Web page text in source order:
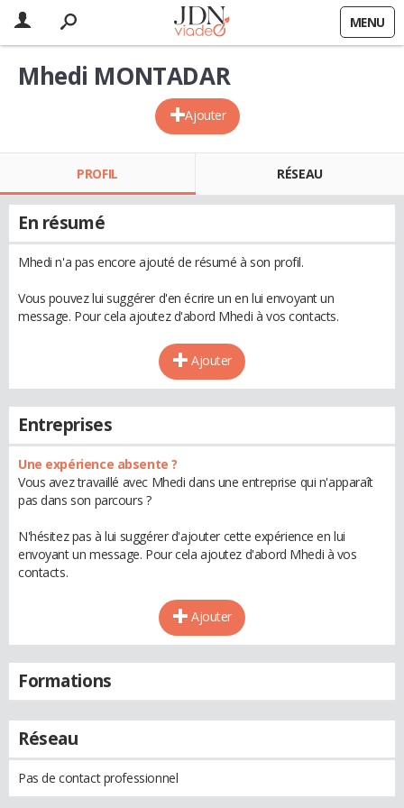
MENU
Ajouter
Mhedi MONTADAR
PROFIL RÉSEAU
En résumé
Mhedi n'a pas encore ajouté de résumé à son profil.
Vous pouvez lui suggérer d'en écrire un en lui envoyant un
message. Pour cela ajoutez d'abord Mhedi à vos contacts.
Ajouter
Entreprises
Une expérience absente ?
Vous avez travaillé avec Mhedi dans une entreprise qui n'apparaît
pas dans son parcours ?
N'hésitez pas à lui suggérer d'ajouter cette expérience en lui
envoyant un message. Pour cela ajoutez d'abord Mhedi à vos
contacts.
Ajouter
Formations
Réseau
Pas de contact professionnel